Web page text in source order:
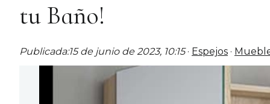
tu Baño!
Publicada:15 de junio de 2023, 10:15· Espejos ·